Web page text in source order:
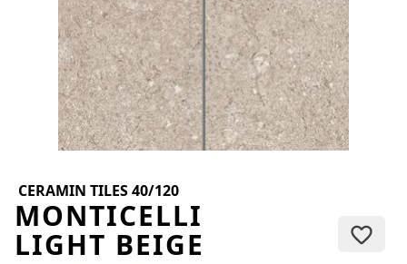
KONTAKT
Sie haben Fragen oder wünschen
eine persönliche Beratung?
Unser Team ist für Sie da –
schnell, freundlich und
kompetent. Schreiben Sie uns,
unser Kontaktformular.
CERAMIN TILES 40/120
MONTICELLI
LIGHT BEIGE